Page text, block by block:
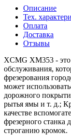
Описание
Тех.
Оплата
Доставка
Отзывы
XCMG XM353 -
обслуживания,
фрезерования
может
дорожного
рытья ямы и т. д.;
качестве
фрезерного станка
строганию кромок.